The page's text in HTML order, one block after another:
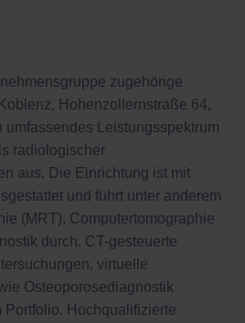
zugehörige
Hohenzollernstraße 64,
umfassendes Leistungsspektrum
radiologischer
aus. Die Einrichtung ist mit
und führt unter anderem
(MRT), Computertomographie
durch. CT-gesteuerte
virtuelle
Osteoporosediagnostik
Portfolio. Hochqualifizierte